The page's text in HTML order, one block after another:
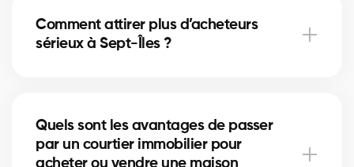
manquer une opportunité. Nos courtiers vous aident
à choisir la bonne stratégie.
Comment attirer plus d’acheteurs
sérieux à Sept-Îles ?
augmentent vos chances d’attirer des acheteurs
motivés.
Quels sont les avantages de passer
par un courtier immobilier pour
acheter ou vendre une maison